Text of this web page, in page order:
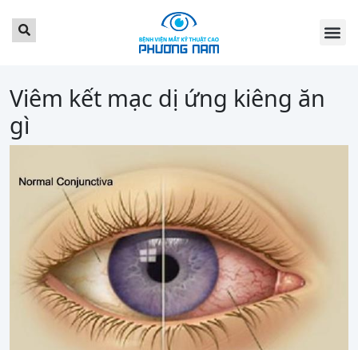
Viêm kết mạc dị ứng kiêng ăn
gì